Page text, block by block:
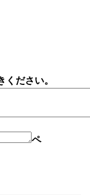
ださい。
ペ